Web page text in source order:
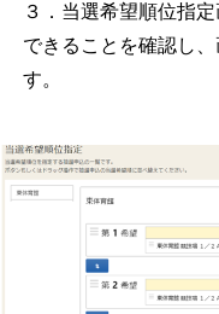
３．当選希望順位指
できることを確認し
す。